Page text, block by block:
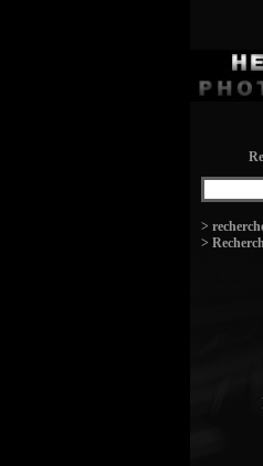
>
>